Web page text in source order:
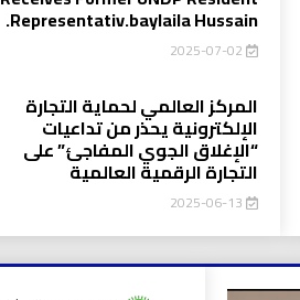
.Representativ.baylaila Hussain
2025-07-02
المركز العالمي لحماية التجارة
الإلكترونية يحذر من تداعيات
“الإغلاق الجوي المفاجئ” على
التجارة الرقمية العالمية
2025-06-13